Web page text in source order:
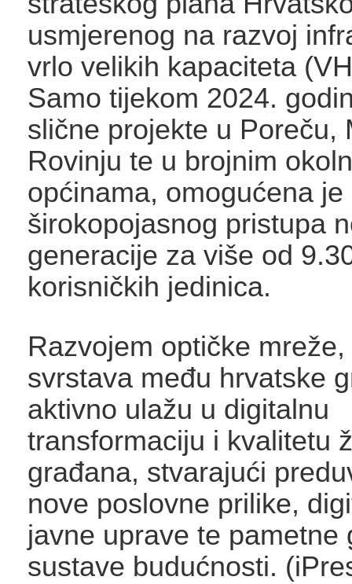
usmjerenog na razvoj
vrlo velikih kapaciteta
Samo tijekom 2024.
slične projekte u Poreču,
Rovinju te u brojnim
općinama, omogućena je
širokopojasnog pristupa
generacije za više od
korisničkih jedinica.
Razvojem optičke
svrstava među hrvatske
aktivno ulažu u digitalnu
transformaciju i kvalitetu
građana, stvarajući
nove poslovne prilike,
javne uprave te pametne
sustave budućnosti.